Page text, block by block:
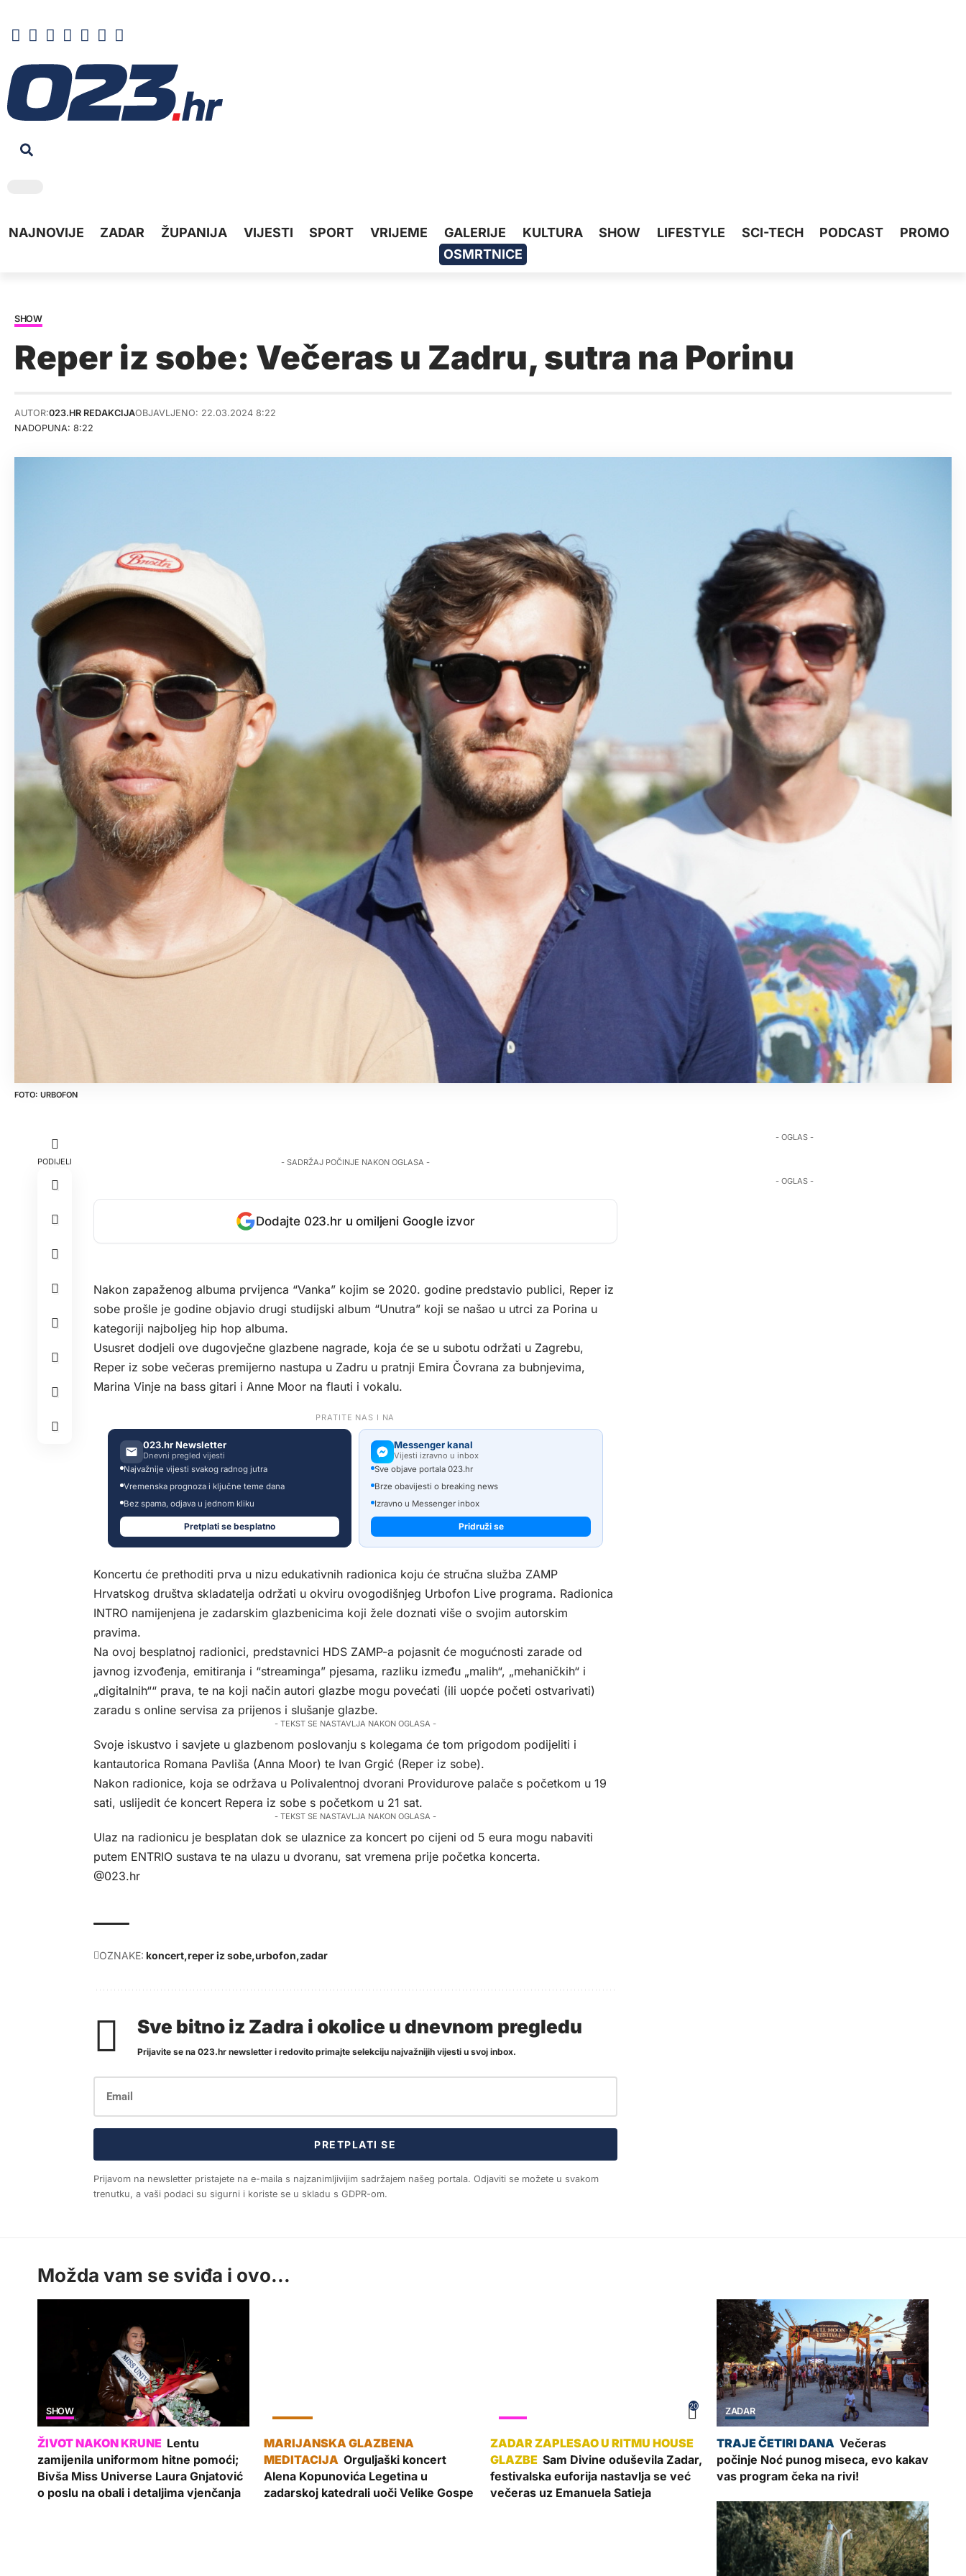
NAJNOVIJE ZADAR ŽUPANIJA VIJESTI SPORT VRIJEME GALERIJE KULTURA SHOW LIFESTYLE SCI-TECH PODCAST
PROMO
OSMRTNICE
SHOW
Reper iz sobe: Večeras u Zadru, sutra na Porinu
NADOPUNA: 8:22
AUTOR:023.HR REDAKCIJAOBJAVLJENO: 22.03.2024 8:22
URBOFON
PODIJELI - SADRŽAJ POČINJE NAKON OGLASA -
Dodajte 023.hr u omiljeni Google izvor
Nakon zapaženog albuma prvijenca “Vanka” kojim se 2020. godine predstavio publici, Reper iz
sobe prošle je godine objavio drugi studijski album “Unutra” koji se našao u utrci za Porina u
kategoriji najboljeg hip hop albuma.
Ususret dodjeli ove dugovječne glazbene nagrade, koja će se u subotu održati u Zagrebu,
Reper iz sobe večeras premijerno nastupa u Zadru u pratnji Emira Čovrana za bubnjevima,
Marina Vinje na bass gitari i Anne Moor na flauti i vokalu.
PRATITE NAS I NA
023.hr Newsletter
Dnevni pregled vijesti
Najvažnije vijesti svakog radnog jutra
Vremenska prognoza i ključne teme dana
Bez spama, odjava u jednom kliku
Pretplati se besplatno
Messenger kanal
Vijesti izravno u inbox
Sve objave portala 023.hr
Brze obavijesti o breaking news
Izravno u Messenger inbox
Pridruži se
Koncertu će prethoditi prva u nizu edukativnih radionica koju će stručna služba ZAMP
Hrvatskog društva skladatelja održati u okviru ovogodišnjeg Urbofon Live programa. Radionica
INTRO namijenjena je zadarskim glazbenicima koji žele doznati više o svojim autorskim
pravima.
Na ovoj besplatnoj radionici, predstavnici HDS ZAMP-a pojasnit će mogućnosti zarade od
javnog izvođenja, emitiranja i “streaminga” pjesama, razliku između „malih“, „mehaničkih“ i
„digitalnih““ prava, te na koji način autori glazbe mogu povećati (ili uopće početi ostvarivati)
zaradu s online servisa za prijenos i slušanje glazbe.
- TEKST SE NASTAVLJA NAKON OGLASA -
Svoje iskustvo i savjete u glazbenom poslovanju s kolegama će tom prigodom podijeliti i
kantautorica Romana Pavliša (Anna Moor) te Ivan Grgić (Reper iz sobe).
Nakon radionice, koja se održava u Polivalentnoj dvorani Providurove palače s početkom u 19
sati, uslijedit će koncert Repera iz sobe s početkom u 21 sat.
- TEKST SE NASTAVLJA NAKON OGLASA -
Ulaz na radionicu je besplatan dok se ulaznice za koncert po cijeni od 5 eura mogu nabaviti
putem ENTRIO sustava te na ulazu u dvoranu, sat vremena prije početka koncerta.
@023.hr
OZNAKE: koncert reper iz sobe urbofon zadar
Sve bitno iz Zadra i okolice u dnevnom pregledu
Prijavite se na 023.hr newsletter i redovito primajte selekciju najvažnijih vijesti u svoj inbox.
PRETPLATI SE
Prijavom na newsletter pristajete na e-maila s najzanimljivijim sadržajem našeg portala. Odjaviti se možete u svakom
trenutku, a vaši podaci su sigurni i koriste se u skladu s GDPR-om.
- OGLAS -
- OGLAS -
Možda vam se sviđa i ovo...
SHOW
Lentu
zamijenila uniformom hitne pomoći;
Bivša Miss Universe Laura Gnjatović
o poslu na obali i detaljima vjenčanja
Orguljaški koncert
Alena Kopunovića Legetina u
zadarskoj katedrali uoči Velike Gospe
20
Sam Divine oduševila Zadar,
festivalska euforija nastavlja se već
večeras uz Emanuela Satieja
ZADAR
Večeras
počinje Noć punog miseca, evo kakav
vas program čeka na rivi!